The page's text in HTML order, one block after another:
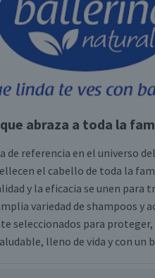
abraza a toda la
referencia en el universo
el cabello de toda la
y la eficacia se unen
variedad de shampoos y
seleccionados para
lleno de vida y con